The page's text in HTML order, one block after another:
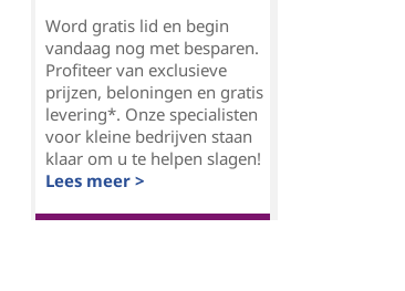
Word gratis lid en begin
vandaag nog met besparen.
Profiteer van exclusieve
prijzen, beloningen en gratis
levering*. Onze specialisten
voor kleine bedrijven staan
klaar om u te helpen slagen!
Lees meer >